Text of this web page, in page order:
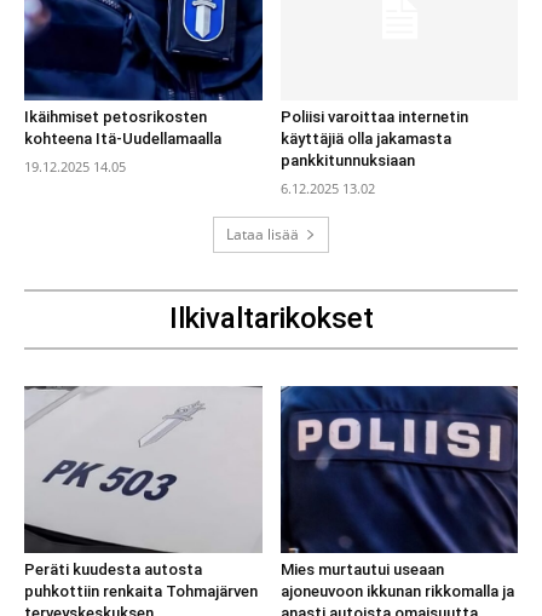
Ikäihmiset petosrikosten
kohteena Itä-Uudellamaalla
19.12.2025 14.05
Poliisi varoittaa internetin
käyttäjiä olla jakamasta
pankkitunnuksiaan
6.12.2025 13.02
Lataa lisää
Ilkivaltarikokset
Peräti kuudesta autosta
puhkottiin renkaita Tohmajärven
Mies murtautui useaan
ajoneuvoon ikkunan rikkomalla ja